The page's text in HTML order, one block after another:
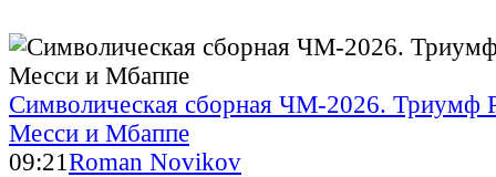
Символическая сборная ЧМ-2026. Триумф
Месси и Мбаппе
09:21 Roman Novikov